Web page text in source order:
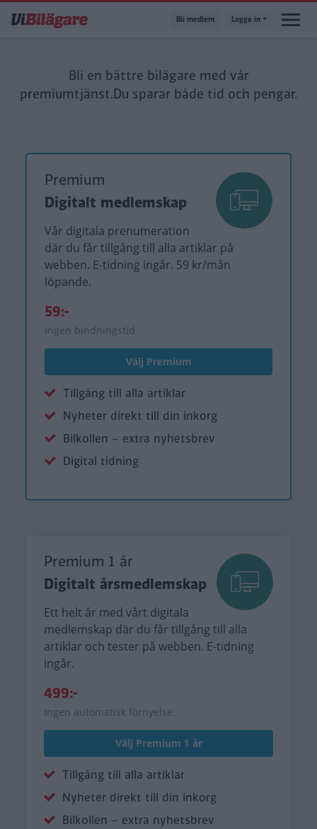
till
Bli medlem Logga in
Bli en bättre bilägare med vår
premiumtjänst.Du sparar både tid och pengar.
Premium
Digitalt medlemskap
Vår digitala prenumeration
där du får tillgång till alla artiklar på
webben. E-tidning ingår. 59 kr/mån
löpande.
59:-
Ingen bindningstid
Välj Premium
Tillgång till alla artiklar
Nyheter direkt till din inkorg
Bilkollen – extra nyhetsbrev
Digital tidning
Premium 1 år
Digitalt årsmedlemskap
Ett helt år med vårt digitala
medlemskap där du får tillgång till alla
artiklar och tester på webben. E-tidning
ingår.
499:-
Ingen automatisk förnyelse.
Välj Premium 1 år
Tillgång till alla artiklar
Nyheter direkt till din inkorg
Bilkollen – extra nyhetsbrev